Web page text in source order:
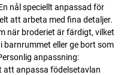
nål speciellt anpassad för
att arbeta med fina detaljer.
när broderiet är färdigt, vilket
barnrummet eller ge bort som
anpassning:
att anpassa födelsetavlan